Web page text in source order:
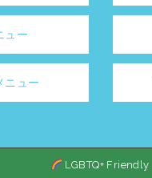
ュー
ニュー
LGBTQ+ Friendly